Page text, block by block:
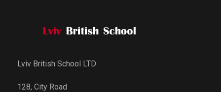
Lviv British School LTD
128, City Road